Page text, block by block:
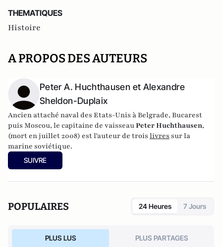
THEMATIQUES
Histoire
A PROPOS DES AUTEURS
Peter A. Huchthausen et Alexandre
Sheldon-Duplaix
Ancien attaché naval des Etats-Unis à Belgrade, Bucarest
puis Moscou, le capitaine de vaisseauPeter Huchthausen,
(mort en juillet 2008) est l'auteur de trois livres sur la
marine soviétique.
Alexandre Sheldon-Duplaix
Service historique de la Défense (Vincennes), enseigne à
SUIVRE
POPULAIRES 24 Heures 7 Jours
PLUS LUS PLUS PARTAGES